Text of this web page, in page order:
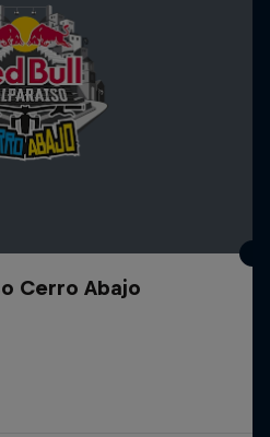
Cerro Abajo